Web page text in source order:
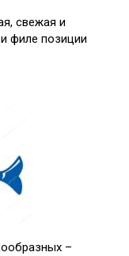
свежая и
филе позиции
–